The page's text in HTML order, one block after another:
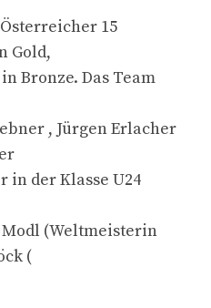
15
Gold,
Bronze. Das Team
, Jürgen Erlacher
in der Klasse U24
(Weltmeisterin
(